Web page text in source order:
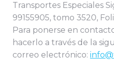
Transportes Especiales
99155905, tomo 3520,
Para ponerse en
hacerlo a través de la
correo electrónico: